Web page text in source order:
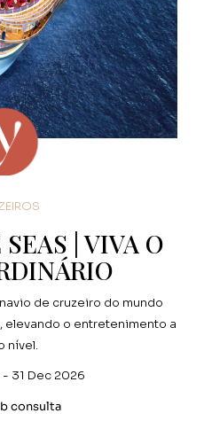
| VIVA O
de cruzeiro do mundo
elevando o entretenimento a
nível.
31 Dec 2026
consulta